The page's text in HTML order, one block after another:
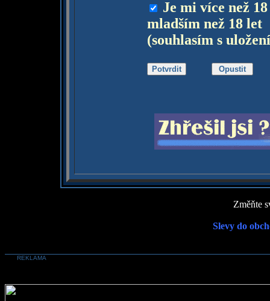
Je mi více než
mladším než 18 let
(souhlasím s
Změňte
Slevy do
REKLAMA